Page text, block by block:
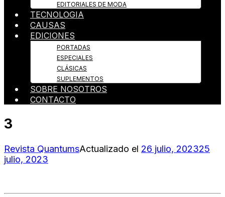
EDITORIALES DE MODA
TECNOLOGIA
CAUSAS
EDICIONES
PORTADAS
ESPECIALES
CLÁSICAS
SUPLEMENTOS
SOBRE NOSOTROS
CONTACTO
3
Revista QuantumsActualizado el 26 julio, 202325
julio, 2023